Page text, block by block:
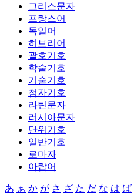
그리스문자
프랑스어
독일어
히브리어
괄호기호
학술기호
기술기호
첨자기호
라틴문자
러시아문자
단위기호
일반기호
로마자
아랍어
あ ぁ か が さ ざ た だ な は ば